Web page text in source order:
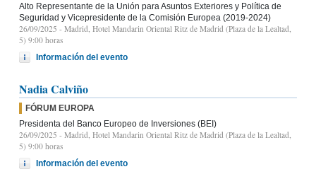
Alto Representante de la Unión para Asuntos Exteriores y Política de
Seguridad y Vicepresidente de la Comisión Europea (2019-2024)
26/09/2025 - Madrid, Hotel Mandarin Oriental Ritz de Madrid (Plaza de la Lealtad,
5) 9:00 horas
Información del evento
Nadia Calviño
FÓRUM EUROPA
Presidenta del Banco Europeo de Inversiones (BEI)
26/09/2025 - Madrid, Hotel Mandarin Oriental Ritz de Madrid (Plaza de la Lealtad,
5) 9:00 horas
Información del evento